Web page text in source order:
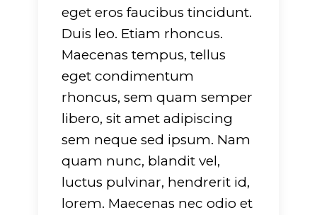
eget eros faucibus tincidunt.
Duis leo. Etiam rhoncus.
Maecenas tempus, tellus
eget condimentum
rhoncus, sem quam semper
libero, sit amet adipiscing
sem neque sed ipsum. Nam
quam nunc, blandit vel,
luctus pulvinar, hendrerit id,
lorem. Maecenas nec odio et